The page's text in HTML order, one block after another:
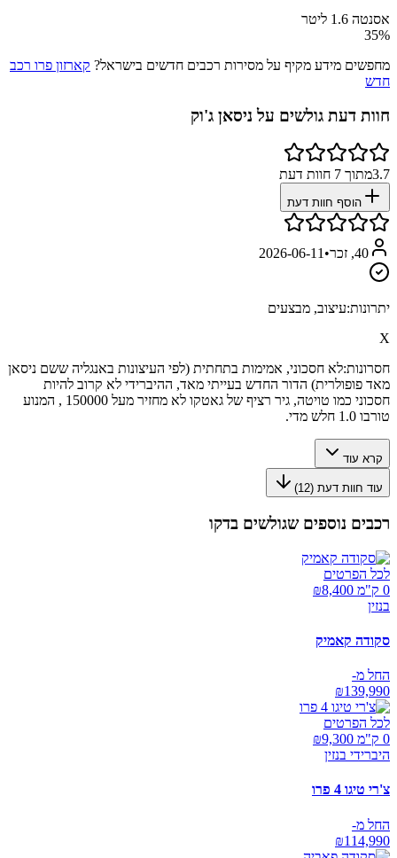
אסנטה 1.6 ליטר
35%
מחפשים מידע מקיף על מסירות רכבים חדשים בישראל? קארזון פרו רכב
חדש
חוות דעת גולשים על ניסאן ג'וק
3.7מתוך 7 חוות דעת
הוסף חוות דעת
40, זכר •
2026-06-11
יתרונות:עיצוב, מבצעים
X
חסרונות:לא חסכוני, אמימות בתחתית (לפי העיצונות באנגליה ששם ניסאן
מאד פופולרית) הדור החדש בעייתי מאד, ההיברידי לא קרוב להיות
חסכוני כמו טויטה, גיר רציף של גאטקו לא מחזיר מעל 150000 , המנוע
טורבו 1.0 חלש מדי.
קרא עוד
עוד חוות דעת (12
)
רכבים נוספים שגולשים בדקו
לכל הפרטים
0 ק"מ ₪
8,400
בנזין
סקודה קאמיק
החל מ-
₪139,990
לכל הפרטים
0 ק"מ ₪
9,300
היברידי בנזין
צ'רי טיגו 4 פרו
החל מ-
₪114,990